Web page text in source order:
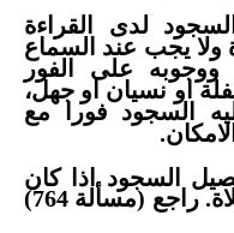
السجود لدى القراءة
ولا يجب عند السماع
على الفور
او نسيان او جهل،
السجود فورا مع
تفصيل السجود اذا كان
القارئ او المستمع خلال الصلاة. راجع (مسألة 764)